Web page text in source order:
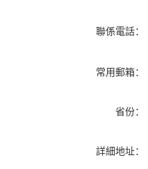
聯係電話：
常用郵箱：
省份：
詳細地址：